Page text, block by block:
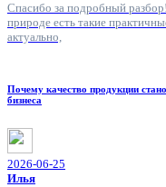
Спасибо за подробный
природе есть такие
актуально,
Почему качество продукции
бизнеса
2026-06-25
Илья